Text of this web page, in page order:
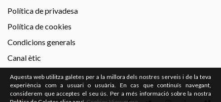
Política de privadesa
Política de cookies
Condicions generals
Canal ètic
Aquesta web utilitza galetes per a la millora dels nostres serveis i de la teva
experiència com a usuari o usuària. En cas que continuïs navegant,
considerem que acceptes el seu ús. Per a més informació sobre la nostra